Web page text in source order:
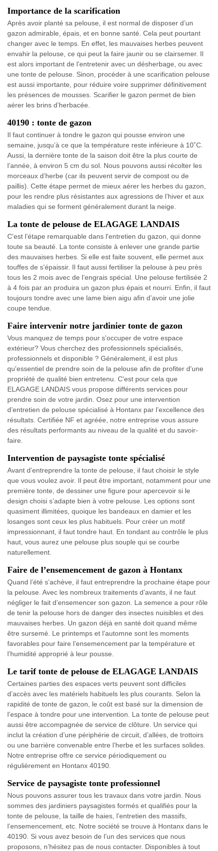
Importance de la scarification
Après avoir planté sa pelouse, il est normal de disposer d’un
gazon admirable, épais, et en bonne santé. Cela peut pourtant
changer avec le temps. En effet, les mauvaises herbes peuvent
envahir la pelouse, ce qui peut la faire jaunir ou se clairsemer. Il
est alors important de l’entretenir avec un désherbage, ou avec
une tonte de pelouse. Sinon, procéder à une scarification pelouse
est aussi importante, pour réduire voire supprimer définitivement
les présences de mousses. Scarifier le gazon permet de bien
aérer les brins d’herbacée.
40190 : tonte de gazon
Il faut continuer à tondre le gazon qui pousse environ une
semaine, jusqu’à ce que la température reste inférieure à 10˚C.
Aussi, la dernière tonte de la saison doit être la plus courte de
l’année, à environ 5 cm du sol. Nous pouvons aussi récolter les
morceaux d’herbe (car ils peuvent servir de compost ou de
paillis). Cette étape permet de mieux aérer les herbes du gazon,
pour les rendre plus résistantes aux agressions de l’hiver et aux
maladies qui se forment généralement durant la neige.
La tonte de pelouse de ELAGAGE LANDAIS
C'est l’étape remarquable dans l'entretien du gazon, qui donne
toute sa beauté. La tonte consiste à enlever une grande partie
des mauvaises herbes. Si elle est faite souvent, elle permet aux
touffes de s'épaissir. Il faut aussi fertiliser la pelouse à peu près
tous les 2 mois avec de l’engrais spécial. Une pelouse fertilisée 2
à 4 fois par an produira un gazon plus épais et nourri. Enfin, il faut
toujours tondre avec une lame bien aigu afin d’avoir une jolie
coupe tendue.
Faire intervenir notre jardinier tonte de gazon
Vous manquez de temps pour s'occuper de votre espace
extérieur? Vous cherchez des professionnels spécialisés,
professionnels et disponible ? Généralement, il est plus
qu'essentiel de prendre soin de la pelouse afin de profiter d'une
propriété de qualité bien entretenu. C'est pour cela que
ELAGAGE LANDAIS vous propose différents services pour
prendre soin de votre jardin. Osez pour une intervention
d’entretien de pelouse spécialisé à Hontanx par l’excellence des
résultats. Certifiée NF et agréée, notre entreprise vous assure
des résultats performants au niveau de la qualité et du savoir-
faire.
Intervention de paysagiste tonte spécialisé
Avant d’entreprendre la tonte de pelouse, il faut choisir le style
que vous voulez avoir. Il peut être important, notamment pour une
première tonte, de dessiner une figure pour apercevoir si le
design choisi s’adapte bien à votre pelouse. Les options sont
quasiment illimitées, quoique les bandeaux en damier et les
losanges sont ceux les plus habituels. Pour créer un motif
impressionnant, il faut tondre haut. En tondant au contrôle le plus
haut, vous aurez une pelouse plus souple qui se courbe
naturellement.
Faire de l’ensemencement de gazon à Hontanx
Quand l’été s’achève, il faut entreprendre la prochaine étape pour
la pelouse. Avec les nombreux traitements d’avants, il ne faut
négliger le fait d’ensemencer son gazon. La semence a pour rôle
de tenir la pelouse hors de danger des insectes nuisibles et des
mauvaises herbes. Un gazon déjà en santé doit quand même
être sursemé. Le printemps et l’automne sont les moments
favorables pour faire l’ensemencement par la température et
l’humidité approprié à leur pousse.
Le tarif tonte de pelouse de ELAGAGE LANDAIS
Certaines parties des espaces verts peuvent sont difficiles
d’accès avec les matériels habituels les plus courants. Selon la
rapidité de tonte de gazon, le coût est basé sur la dimension de
l’espace à tondre pour une intervention. La tonte de pelouse peut
aussi être accompagnée de service de clôture. Un service qui
inclut la création d’une périphérie de circuit, d’allées, de trottoirs
ou une barrière convenable entre l’herbe et les surfaces solides.
Notre entreprise offre ce service périodiquement ou
régulièrement en Hontanx 40190.
Service de paysagiste tonte professionnel
Nous pouvons assurer tous les travaux dans votre jardin. Nous
sommes des jardiniers paysagistes formés et qualifiés pour la
tonte de pelouse, la taille de haies, l’entretien des massifs,
l’ensemencement, etc. Notre société se trouve à Hontanx dans le
40190. Si vous avez besoin de l’un des services que nous
proposons, n’hésitez pas de nous contacter. Disponibles à tout